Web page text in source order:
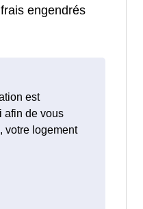
engendrés
est
afin de vous
votre logement